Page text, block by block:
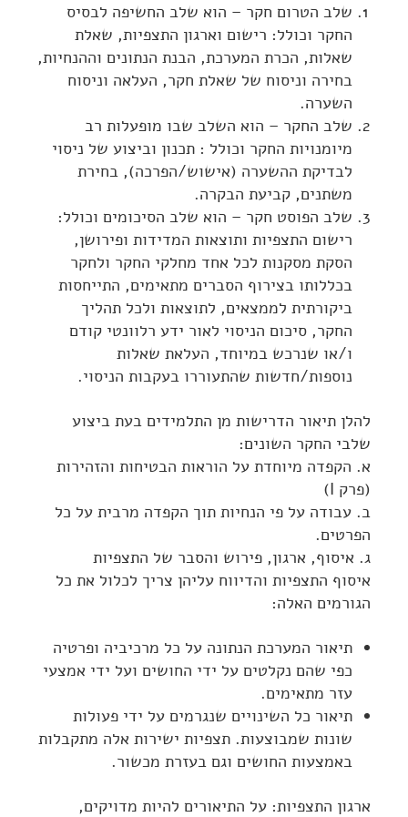
שלב הטרום חקר – הוא שלב החשיפה לבסיס
החקר וכולל: רישום וארגון התצפיות, שאלת
שאלות, הכרת המערכת, הבנת הנתונים וההנחיות,
בחירה וניסוח של שאלת חקר, העלאה וניסוח
השערה.
שלב החקר – הוא השלב שבו מופעלות רב
מיומנויות החקר וכולל : תכנון וביצוע של ניסוי
לבדיקת ההשערה (אישוש/הפרכה), בחירת
משתנים, קביעת הבקרה.
שלב הפוסט חקר – הוא שלב הסיכומים וכולל:
רישום התצפיות ותוצאות המדידות ופירושן,
הסקת מסקנות לכל אחד מחלקי החקר ולחקר
בכללותו בצירוף הסברים מתאימים, התייחסות
ביקורתית לממצאים, לתוצאות ולכל תהליך
החקר, סיכום הניסוי לאור ידע רלוונטי קודם
ו/או שנרכש במיוחד, העלאת שאלות
נוספות/חדשות שהתעוררו בעקבות הניסוי.
להלן תיאור הדרישות מן התלמידים בעת ביצוע
שלבי החקר השונים:
א. הקפדה מיוחדת על הוראות הבטיחות והזהירות
(פרק I)
ב. עבודה על פי הנחיות תוך הקפדה מרבית על כל
הפרטים.
ג. איסוף, ארגון, פירוש והסבר של התצפיות
איסוף התצפיות והדיווח עליהן צריך לכלול את כל
הגורמים האלה:
תיאור המערכת הנתונה על כל מרכיביה ופרטיה
כפי שהם נקלטים על ידי החושים ועל ידי אמצעי
עזר מתאימים.
תיאור כל השינויים שנגרמים על ידי פעולות
שונות שמבוצעות. תצפיות ישירות אלה מתקבלות
באמצעות החושים וגם בעזרת מכשור.
ארגון התצפיות: על התיאורים להיות מדויקים,